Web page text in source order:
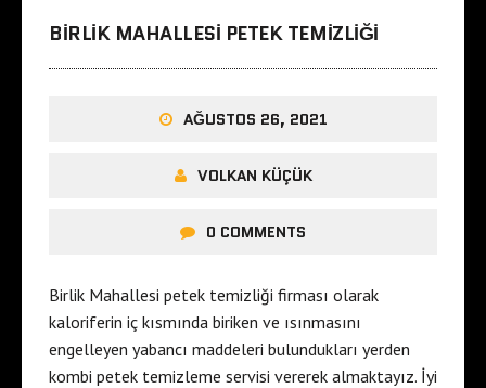
BIRLIK MAHALLESI PETEK TEMIZLIĞI
AĞUSTOS 26, 2021
VOLKAN KÜÇÜK
0 COMMENTS
Birlik Mahallesi petek temizliği firması olarak
kaloriferin iç kısmında biriken ve ısınmasını
engelleyen yabancı maddeleri bulundukları yerden
kombi petek temizleme servisi vererek almaktayız. İyi